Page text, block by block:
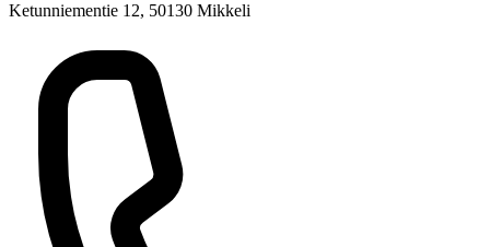
Ketunniementie 12, 50130 Mikkeli